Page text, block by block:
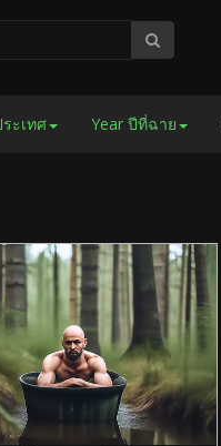
ะเทศ Year ปีที่ฉาย